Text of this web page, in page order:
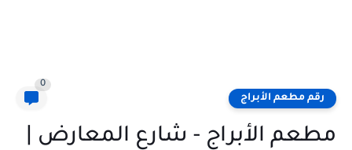
رقم مطعم الأبراج
0
مطعم الأبراج - شارع المعارض |